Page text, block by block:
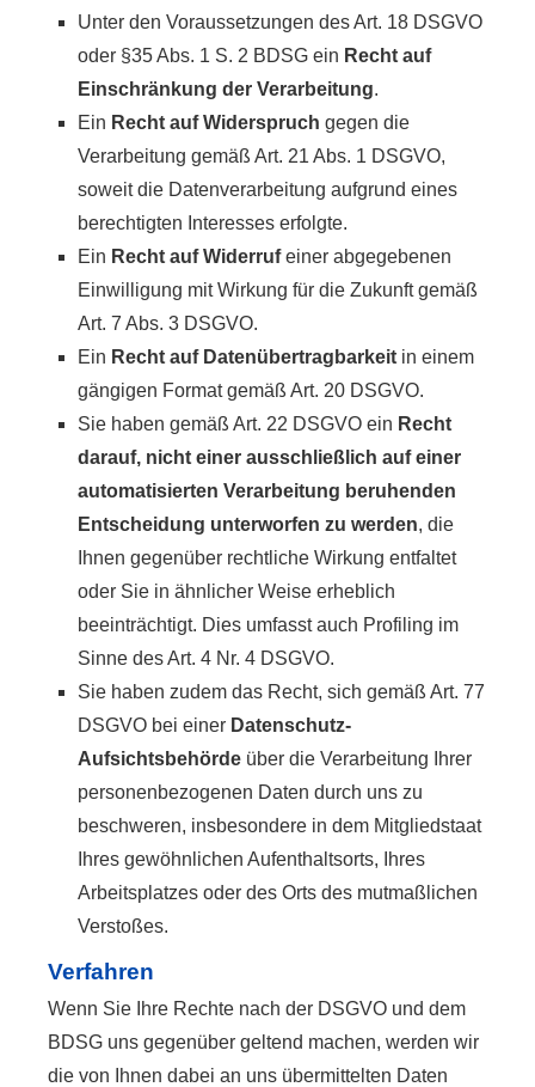
Unter den Voraussetzungen des Art. 18 DSGVO
oder §35 Abs. 1 S. 2 BDSG ein Recht auf
Einschränkung der Verarbeitung.
Ein Recht auf Widerspruch gegen die
Verarbeitung gemäß Art. 21 Abs. 1 DSGVO,
soweit die Datenverarbeitung aufgrund eines
berechtigten Interesses erfolgte.
Ein Recht auf Widerrufeiner abgegebenen
Einwilligung mit Wirkung für die Zukunft gemäß
Art. 7 Abs. 3 DSGVO.
Ein Recht auf Datenübertragbarkeit in einem
gängigen Format gemäß Art. 20 DSGVO.
Sie haben gemäß Art. 22 DSGVO ein Recht
darauf, nicht einer ausschließlich auf einer
automatisierten Verarbeitung beruhenden
Entscheidung unterworfen zu werden, die
Ihnen gegenüber rechtliche Wirkung entfaltet
oder Sie in ähnlicher Weise erheblich
beeinträchtigt. Dies umfasst auch Profiling im
Sinne des Art. 4 Nr. 4 DSGVO.
Sie haben zudem das Recht, sich gemäß Art. 77
DSGVO bei einer Datenschutz-
Aufsichtsbehörde über die Verarbeitung Ihrer
personenbezogenen Daten durch uns zu
beschweren, insbesondere in dem Mitgliedstaat
Ihres gewöhnlichen Aufenthaltsorts, Ihres
Arbeitsplatzes oder des Orts des mutmaßlichen
Verstoßes.
Verfahren
Wenn Sie Ihre Rechte nach der DSGVO und dem
BDSG uns gegenüber geltend machen, werden wir
die von Ihnen dabei an uns übermittelten Daten